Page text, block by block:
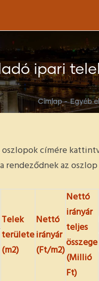
ipari
Címlap - Egyéb
címére
rendeződnek az
Telek
területe
(m2)
Nettó
irányár
(Ft/m2)
Nettó
irányár
teljes
összege
(Millió
Ft)